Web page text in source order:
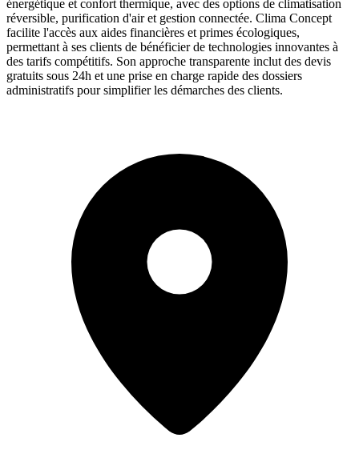
énergétique et confort thermique, avec des options de climatisation
réversible, purification d'air et gestion connectée. Clima Concept
facilite l'accès aux aides financières et primes écologiques,
permettant à ses clients de bénéficier de technologies innovantes à
des tarifs compétitifs. Son approche transparente inclut des devis
gratuits sous 24h et une prise en charge rapide des dossiers
administratifs pour simplifier les démarches des clients.